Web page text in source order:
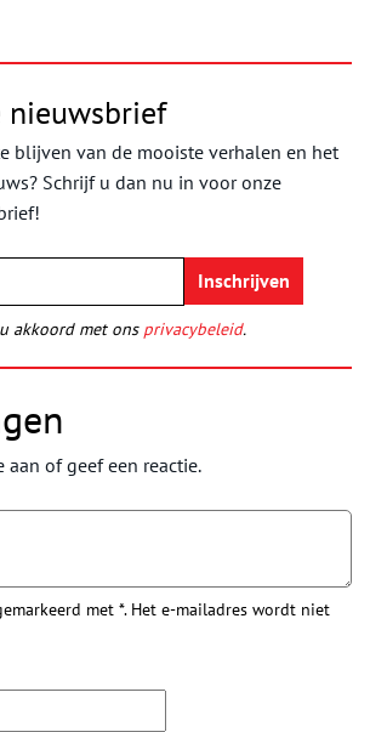
nieuwsbrief
blijven van de mooiste verhalen en het
Schrijf u dan nu in voor onze
akkoord met ons privacybeleid.
of geef een reactie.
met *. Het e-mailadres wordt niet